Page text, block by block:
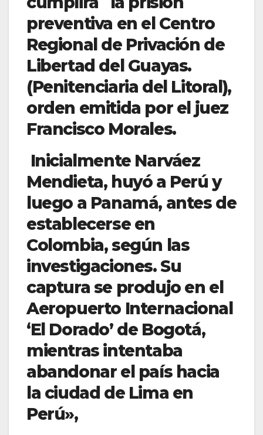
preventiva en el Centro
Regional de Privación de
Libertad del Guayas.
(Penitenciaria del Litoral),
orden emitida por el juez
Francisco Morales.
Inicialmente Narváez
Mendieta, huyó a Perú y
luego a Panamá, antes de
establecerse en
Colombia, según las
investigaciones. Su
captura se produjo en el
Aeropuerto Internacional
‘El Dorado’ de Bogotá,
mientras intentaba
abandonar el país hacia
la ciudad de Lima en
Perú»,